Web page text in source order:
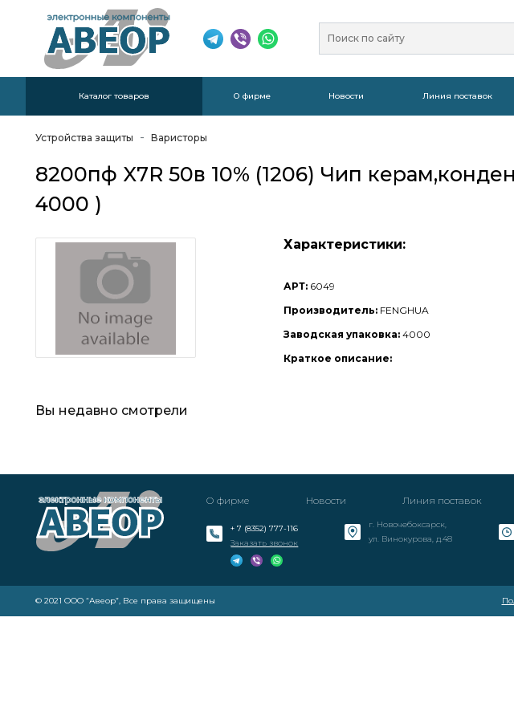
Каталог товаров О фирме Новости Линия поставок
Устройства защиты Варисторы
8200пф X7R 50в 10% (1206) Чип
4000 )
Характеристики:
АРТ: 6049
Производитель: FENGHUA
Заводская упаковка:4000
Краткое описание:
Вы недавно смотрели
О фирме Новости Линия поставок
+ 7 (8352) 777-116
Заказать звонок
г. Новочебоксарск,
ул. Винокурова, д.48
© 2021 ООО “Авеор”, Все права защищены